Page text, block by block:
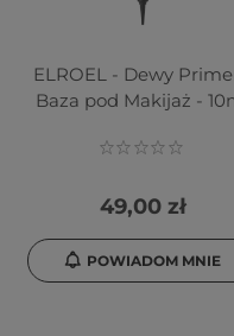
ELROEL - Dewy
Baza pod Makijaż -
49,00 zł
POWIADOM MNIE